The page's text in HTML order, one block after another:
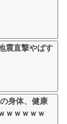
震直撃やばす
身体、健康
ｗｗｗｗｗ